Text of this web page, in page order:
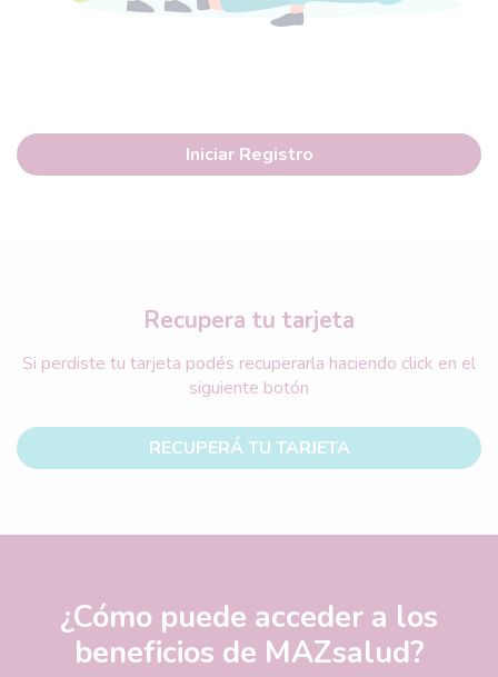
Iniciar Registro
Recupera tu tarjeta
Si perdiste tu tarjeta podés recuperarla haciendo click en el
siguiente botón
RECUPERÁ TU TARJETA
¿Cómo puede acceder a los
beneficios de MAZsalud?